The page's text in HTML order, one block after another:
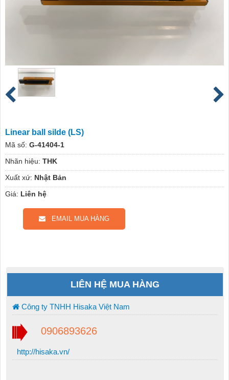
Linear ball silde (LS)
Mã số: G-41404-1
Nhãn hiệu: THK
Xuất xứ: Nhật Bản
Giá: Liên hệ
EMAIL MUA HÀNG
LIÊN HỆ MUA HÀNG
Công ty TNHH Hisaka Việt Nam
0906893626
http://hisaka.vn/